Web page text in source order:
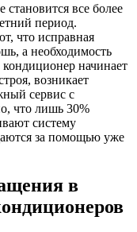
все более
период.
что исправная
а необходимость
начинает
возникает
сервис с
что лишь 30%
систему
за помощью уже
в